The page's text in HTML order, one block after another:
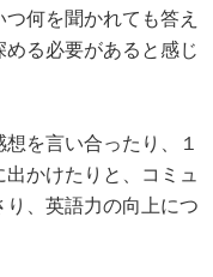
何を聞かれても答え
る必要があると感じ
を言い合ったり、１
かけたりと、コミュ
、英語力の向上につ